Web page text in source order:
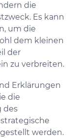
die
Es kann
um die
dem kleinen
der
zu verbreiten.
Erklärungen
die
des
werden.